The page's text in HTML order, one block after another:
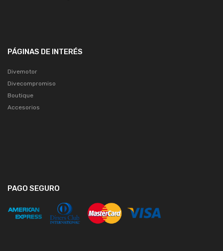
PÁGINAS DE INTERÉS
Divemotor
Divecompromiso
Boutique
Accesorios
PAGO SEGURO